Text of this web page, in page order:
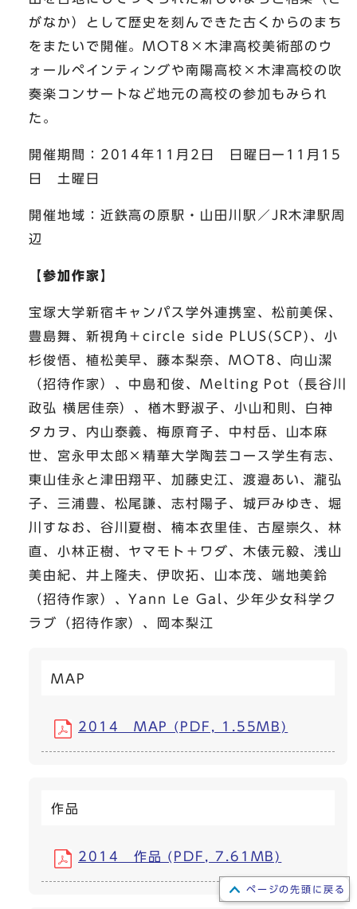
がなか）として歴史を刻んできた古くからのまち
をまたいで開催。MOT8×木津高校美術部のウ
ォールペインティングや南陽高校×木津高校の吹
奏楽コンサートなど地元の高校の参加もみられ
た。
開催期間：2014年11月2日 日曜日ー11月15
日 土曜日
開催地域：近鉄高の原駅・山田川駅／JR木津駅周
辺
【参加作家】
宝塚大学新宿キャンパス学外連携室、松前美保、
豊島舞、新視角＋circle side PLUS(SCP)、小
杉俊悟、植松美早、藤本梨奈、MOT8、向山潔
（招待作家）、中島和俊、Melting Pot（長谷川
政弘 横居佳奈）、楢木野淑子、小山和則、白神
タカヲ、内山泰義、梅原育子、中村岳、山本麻
世、宮永甲太郎×精華大学陶芸コース学生有志、
東山佳永と津田翔平、加藤史江、渡邉あい、瀧弘
子、三浦豊、松尾謙、志村陽子、城戸みゆき、堀
川すなお、谷川夏樹、楠本衣里佳、古屋崇久、林
直、小林正樹、ヤマモト＋ワダ、木俵元毅、浅山
美由紀、井上隆夫、伊吹拓、山本茂、端地美鈴
（招待作家）、Yann Le Gal、少年少女科学ク
ラブ（招待作家）、岡本梨江
MAP
2014 MAP (PDF, 1.55MB)
作品
2014 作品 (PDF, 7.61MB)
ページの先頭に戻る